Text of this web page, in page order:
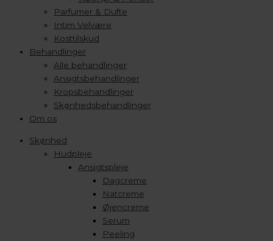
Parfumer & Dufte
Intim Velvære
Kosttilskud
Behandlinger
Alle behandlinger
Ansigtsbehandlinger
Kropsbehandlinger
Skønhedsbehandlinger
Om os
Skønhed
Hudpleje
Ansigtspleje
Dagcreme
Natcreme
Øjencreme
Serum
Peeling